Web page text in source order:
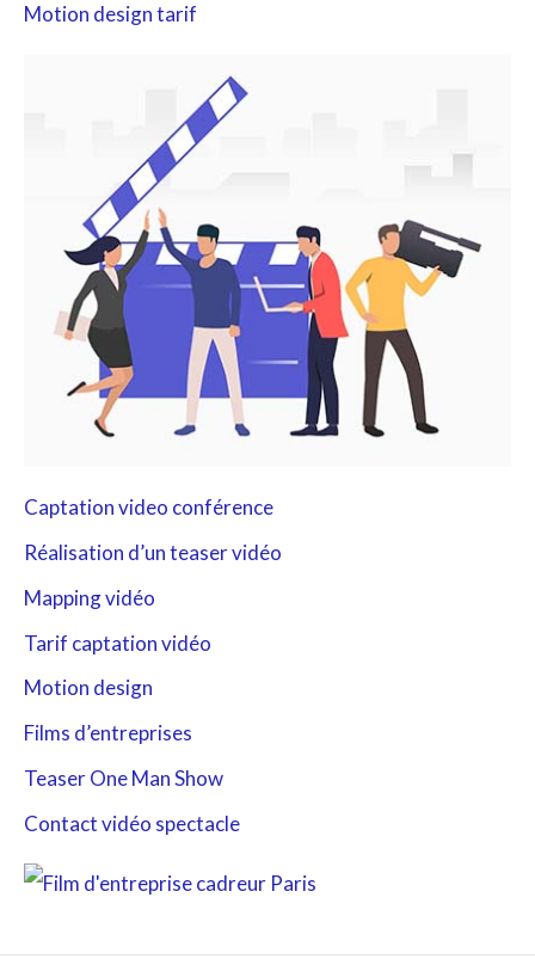
Motion design tarif
Captation video conférence
Réalisation d’un teaser vidéo
Mapping vidéo
Tarif captation vidéo
Motion design
Films d’entreprises
Teaser One Man Show
Contact vidéo spectacle